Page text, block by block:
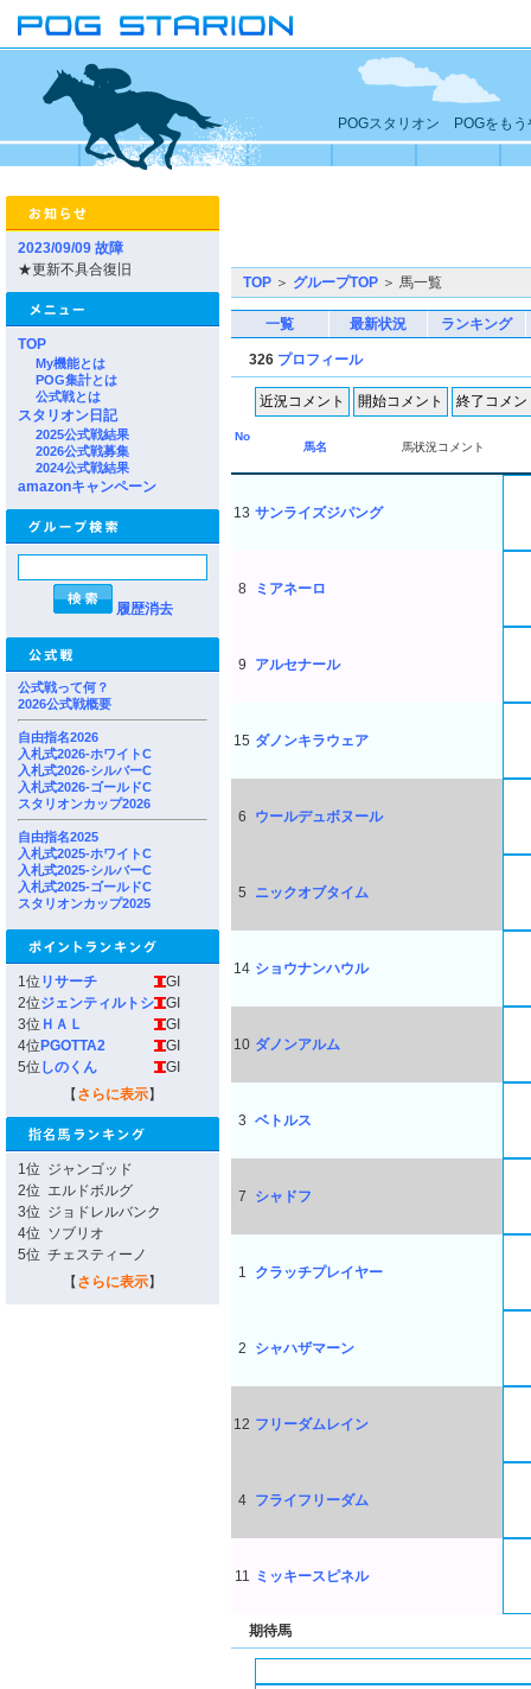
POGスタリオン POGをもう
2023/09/09 故障
★更新不具合復旧
TOP
My機能とは
POG集計とは
公式戦とは
スタリオン日記
2025公式戦結果
2026公式戦募集
2024公式戦結果
amazonキャンペーン
履歴消去
公式戦って何？
2026公式戦概要
自由指名2026
入札式2026-ホワイトC
入札式2026-シルバーC
入札式2026-ゴールドC
スタリオンカップ2026
自由指名2025
入札式2025-ホワイトC
入札式2025-シルバーC
入札式2025-ゴールドC
スタリオンカップ2025
1位 リサーチ
GI
2位ジェンティルトシ
GI
3位 ＨＡＬ
GI
4位 PGOTTA2
GI
5位 しのくん
GI
【 さらに表示】
1位 ジャンゴッド
2位 エルドボルグ
3位 ジョドレルバンク
4位 ソブリオ
5位 チェスティーノ
【 さらに表示】
TOP ＞ グループTOP ＞ 馬一覧
一覧 最新状況 ランキング
326 プロフィール
No
馬名
馬状況コメント
13 サンライズジパング
8 ミアネーロ
9 アルセナール
15 ダノンキラウェア
6 ウールデュボヌール
5 ニックオブタイム
14 ショウナンハウル
10 ダノンアルム
3 ベトルス
7 シャドフ
1 クラッチプレイヤー
2 シャハザマーン
12 フリーダムレイン
4 フライフリーダム
11 ミッキースピネル
期待馬